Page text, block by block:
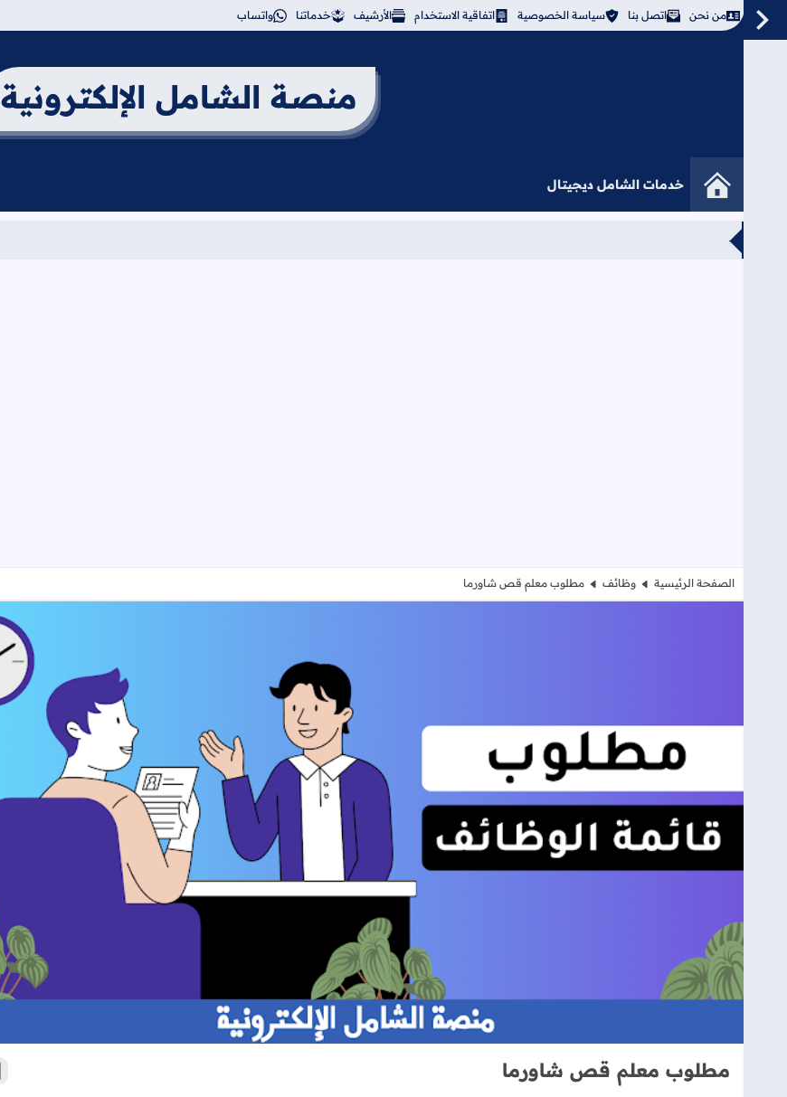
من نحن اتصل بنا سياسة الخصوصية اتفاقية الاستخدام الأرشيف خدماتنا واتساب
منصة الشامل الإلكترونية
خدمات الشامل ديجيتال
الصفحة الرئيسية وظائف مطلوب معلم قص شاورما
مطلوب معلم قص شاورما
مطلوب معلم قص شاورما